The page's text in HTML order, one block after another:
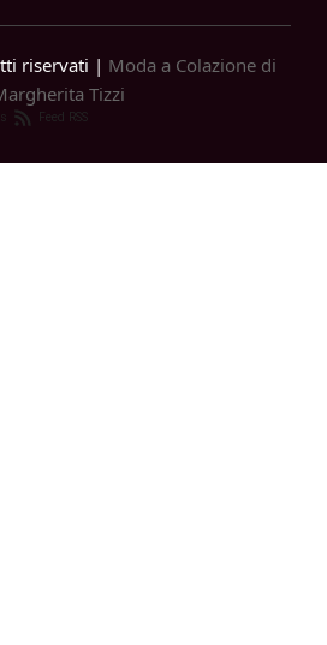
riservati | Moda a Colazione di
Tizzi
Feed RSS